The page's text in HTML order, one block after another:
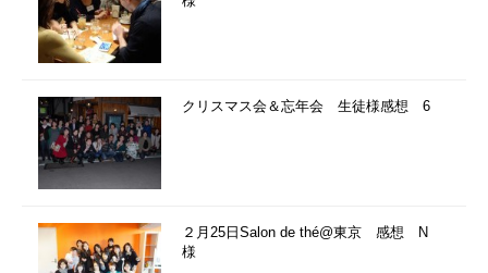
クリスマス会＆忘年会 生徒様感想 6
２月25日Salon de thé@東京 感想 N
様